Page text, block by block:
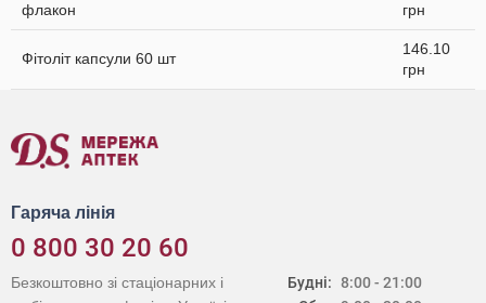
флакон
грн
Фітоліт капсули 60 шт
146.10
грн
Гаряча лінія
0 800 30 20 60
Будні: 8:00 - 21:00
Безкоштовно зі стаціонарних і